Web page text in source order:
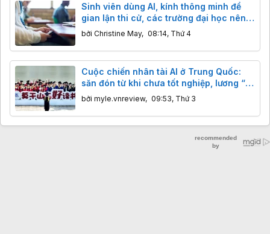
Sinh viên dùng AI, kính thông minh để
gian lận thi cử, các trường đại học nên
làm gì?
bởi Christine May, 08:14, Thứ 4
Cuộc chiến nhân tài AI ở Trung Quốc:
săn đón từ khi chưa tốt nghiệp, lương “x”
16 lần
bởi myle.vnreview, 09:53, Thứ 3